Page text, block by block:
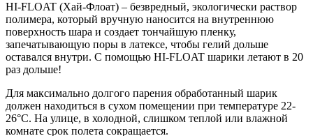
HI-FLOAT (Хай-Флоат) – безвредный, экологически раствор
полимера, который вручную наносится на внутреннюю
поверхность шара и создает тончайшую пленку,
запечатывающую поры в латексе, чтобы гелий дольше
оставался внутри. С помощью HI-FLOAT шарики летают в 20
раз дольше!
Для максимально долгого парения обработанный шарик
должен находиться в сухом помещении при температуре 22-
26°C. На улице, в холодной, слишком теплой или влажной
комнате срок полета сокращается.